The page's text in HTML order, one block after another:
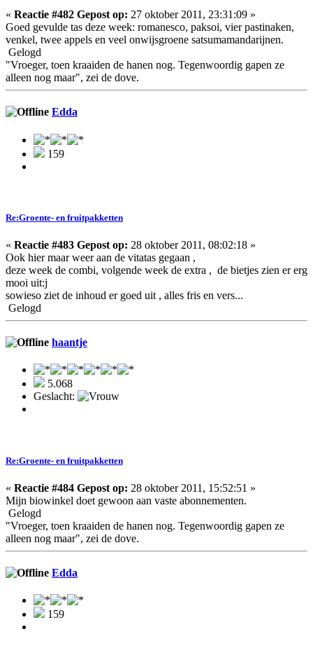
« Reactie #482 Gepost op: 27 oktober 2011, 23:31:09 »
Goed gevulde tas deze week: romanesco, paksoi, vier pastinaken,
venkel, twee appels en veel onwijsgroene satsumamandarijnen.
Gelogd
"Vroeger, toen kraaiden de hanen nog. Tegenwoordig gapen ze
alleen nog maar", zei de dove.
Edda
159
Re:Groente- en fruitpakketten
« Reactie #483 Gepost op: 28 oktober 2011, 08:02:18 »
Ook hier maar weer aan de vitatas gegaan ,
deze week de combi, volgende week de extra , de bietjes zien er erg
mooi uit:j
sowieso ziet de inhoud er goed uit , alles fris en vers...
Gelogd
haantje
5.068
Geslacht:
Re:Groente- en fruitpakketten
« Reactie #484 Gepost op: 28 oktober 2011, 15:52:51 »
Mijn biowinkel doet gewoon aan vaste abonnementen.
Gelogd
"Vroeger, toen kraaiden de hanen nog. Tegenwoordig gapen ze
alleen nog maar", zei de dove.
Edda
159